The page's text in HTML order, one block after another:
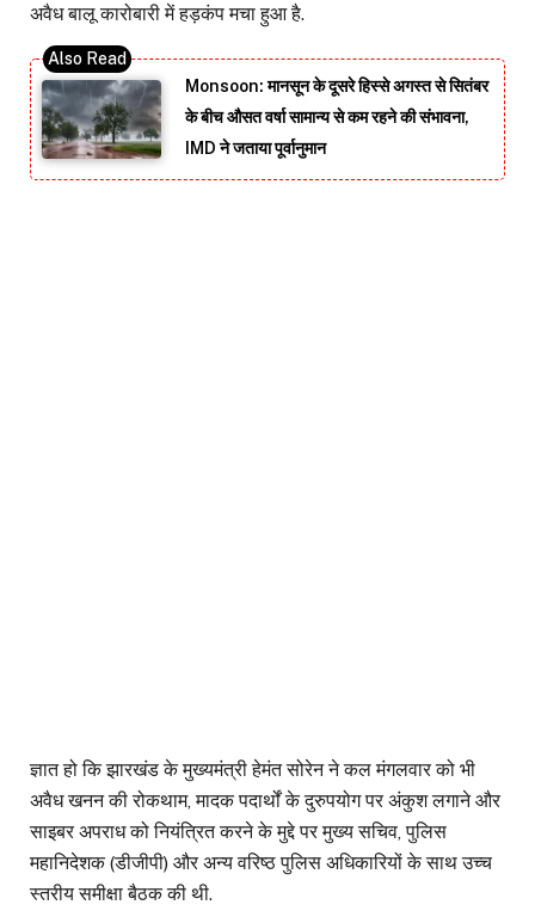
अवैध बालू कारोबारी में हड़कंप मचा हुआ है.
Monsoon: मानसून के दूसरे हिस्से अगस्त से सितंबर
के बीच औसत वर्षा सामान्य से कम रहने की संभावना,
IMD ने जताया पूर्वानुमान
ज्ञात हो कि झारखंड के मुख्यमंत्री हेमंत सोरेन ने कल मंगलवार को भी
अवैध खनन की रोकथाम, मादक पदार्थों के दुरुपयोग पर अंकुश लगाने और
साइबर अपराध को नियंत्रित करने के मुद्दे पर मुख्य सचिव, पुलिस
महानिदेशक (डीजीपी) और अन्य वरिष्ठ पुलिस अधिकारियों के साथ उच्च
स्तरीय समीक्षा बैठक की थी.